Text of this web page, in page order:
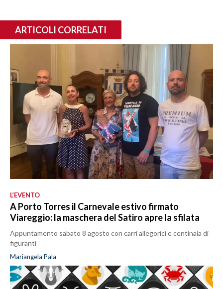
ARTICOLI CORRELATI
L’EVENTO
A Porto Torres il Carnevale estivo firmato
Viareggio: la maschera del Satiro apre la sfilata
Appuntamento sabato 8 agosto con carri allegorici e centinaia di
figuranti
Mariangela Pala